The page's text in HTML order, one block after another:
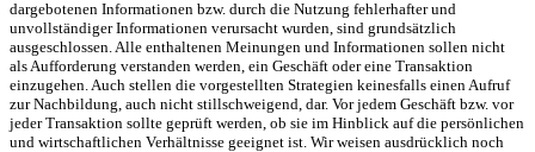
dargebotenen Informationen bzw. durch die Nutzung fehlerhafter und
unvollständiger Informationen verursacht wurden, sind grundsätzlich
ausgeschlossen. Alle enthaltenen Meinungen und Informationen sollen nicht
als Aufforderung verstanden werden, ein Geschäft oder eine Transaktion
einzugehen. Auch stellen die vorgestellten Strategien keinesfalls einen Aufruf
zur Nachbildung, auch nicht stillschweigend, dar. Vor jedem Geschäft bzw. vor
jeder Transaktion sollte geprüft werden, ob sie im Hinblick auf die persönlichen
und wirtschaftlichen Verhältnisse geeignet ist. Wir weisen ausdrücklich noch